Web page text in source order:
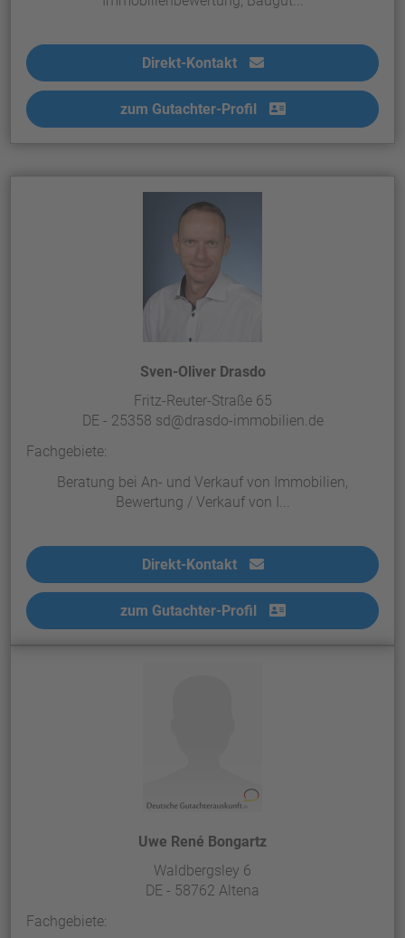
Direkt-Kontakt
zum Gutachter-Profil
Sven-Oliver Drasdo
Fritz-Reuter-Straße 65
DE - 25358 sd@drasdo-immobilien.de
Fachgebiete:
Beratung bei An- und Verkauf von Immobilien,
Bewertung / Verkauf von I...
Direkt-Kontakt
zum Gutachter-Profil
Uwe René Bongartz
Waldbergsley 6
DE - 58762 Altena
Fachgebiete: